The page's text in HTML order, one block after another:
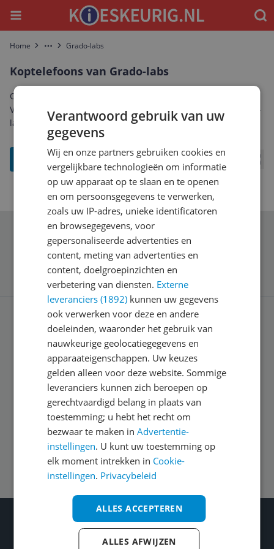
Menu
Home More Grado-labs
Koptelefoons van Grado-labs
Ontdek het complete aanbod koptelefoons van Grado-labs.
Vergelijk prijzen, specificaties en reviews om de beste Grado-
labs koptelefoons te vinden die bij jou past.
Schrijf je in voor onze nieuwsbrief
Service
Algemeen
Zakelijk
Volg ons op
Wat je ook kiest: Blijf kieskeurig
Gecontroleerde reviews
Verantwoord gebruik van uw
gegevens
Wij en onze partners gebruiken cookies en
vergelijkbare technologieën om informatie
op uw apparaat op te slaan en te openen
en om persoonsgegevens te verwerken,
zoals uw IP-adres, unieke identificatoren
en browsegegevens, voor
gepersonaliseerde advertenties en
content, meting van advertenties en
content, doelgroepinzichten en
verbetering van diensten. Externe
leveranciers (1892) kunnen uw gegevens
ook verwerken voor deze en andere
doeleinden, waaronder het gebruik van
nauwkeurige geolocatiegegevens en
apparaateigenschappen. Uw keuzes
gelden alleen voor deze website. Sommige
leveranciers kunnen zich beroepen op
gerechtvaardigd belang in plaats van
toestemming; u hebt het recht om
bezwaar te maken inAdvertentie-
instellingen. U kunt uw toestemming op
elk moment intrekken in Cookie-
instellingen. Privacybeleid
ALLES ACCEPTEREN
ALLES AFWIJZEN